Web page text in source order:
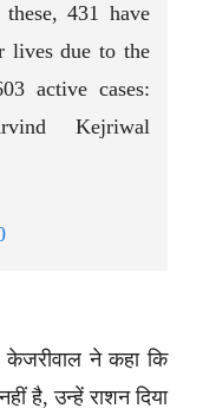
431 have
lives due to the
active cases:
Kejriwal
केजरीवाल ने कहा कि
है, उन्हें राशन दिया